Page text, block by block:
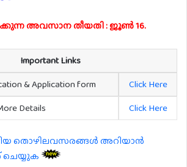
അവസാന തീയതി : ജൂൺ 16.
Important Links
& Application form
Click Here
Details
Click Here
തൊഴിലവസരങ്ങൾ അറിയാൻ
ചെയ്യുക